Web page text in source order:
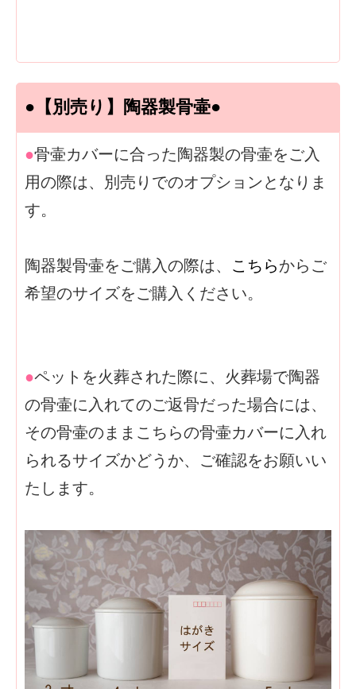
●【別売り】陶器製骨壷●
●骨壷カバーに合った陶器製の骨壷をご入
用の際は、別売りでのオプションとなりま
す。
陶器製骨壷をご購入の際は、 こちらからご
希望のサイズをご購入ください。
●ペットを火葬された際に、火葬場で陶器
の骨壷に入れてのご返骨だった場合には、
その骨壷のままこちらの骨壷カバーに入れ
られるサイズかどうか、ご確認をお願いい
たします。